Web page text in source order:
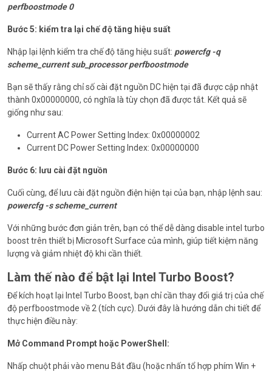
perfboostmode 0
Bước 5: kiểm tra lại chế độ tăng hiệu suất
Nhập lại lệnh kiểm tra chế độ tăng hiệu suất: powercfg -q
scheme_current sub_processor perfboostmode
Bạn sẽ thấy rằng chỉ số cài đặt nguồn DC hiện tại đã được cập nhật
thành 0x00000000, có nghĩa là tùy chọn đã được tắt. Kết quả sẽ
giống như sau:
Current AC Power Setting Index: 0x00000002
Current DC Power Setting Index: 0x00000000
Bước 6: lưu cài đặt nguồn
Cuối cùng, để lưu cài đặt nguồn điện hiện tại của bạn, nhập lệnh sau:
powercfg -s scheme_current
Với những bước đơn giản trên, bạn có thể dễ dàng disable intel turbo
boost trên thiết bị Microsoft Surface của mình, giúp tiết kiệm năng
lượng và giảm nhiệt độ khi cần thiết.
Làm thế nào để bật lại Intel Turbo Boost?
Để kích hoạt lại Intel Turbo Boost, bạn chỉ cần thay đổi giá trị của chế
độ perfboostmode về 2 (tích cực). Dưới đây là hướng dẫn chi tiết để
thực hiện điều này:
Mở Command Prompt hoặc PowerShell:
Nhấp chuột phải vào menu Bắt đầu (hoặc nhấn tổ hợp phím Win +